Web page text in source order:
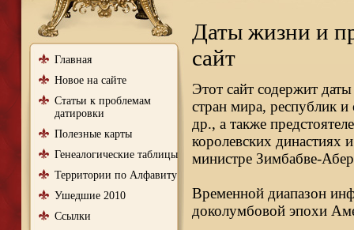
Главная
Новое на сайте
Статьи к проблемам
датировки
Полезные карты
Генеалогические таблицы
Территории по Алфавиту
Ушедшие 2010
Ссылки
Даты жизни и
сайт
Этот сайт содержит
стран мира, республик и
др., а также
королевских династиях
министре Зимбабве-
Временной диапазон
доколумбовой эпохи